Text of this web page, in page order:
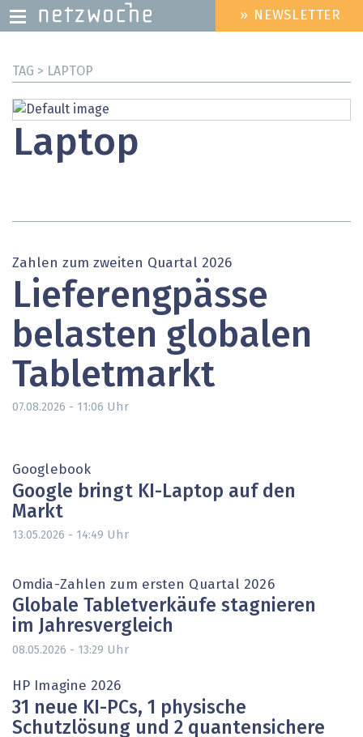
zum
HEADER
MENU
» NEWSLETTER
TAG > LAPTOP
Laptop
Zahlen zum zweiten Quartal 2026
Lieferengpässe
belasten globalen
Tabletmarkt
07.08.2026 - 11:06 Uhr
Googlebook
Google bringt KI-Laptop auf den
Markt
13.05.2026 - 14:49 Uhr
Omdia-Zahlen zum ersten Quartal 2026
Globale Tabletverkäufe stagnieren
im Jahresvergleich
08.05.2026 - 13:29 Uhr
HP Imagine 2026
31 neue KI-PCs, 1 physische
Schutzlösung und 2 quantensichere